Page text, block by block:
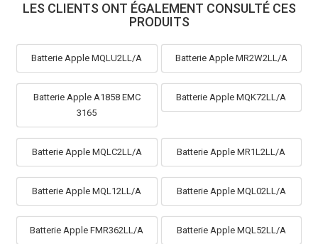
LES CLIENTS ONT ÉGALEMENT CONSULTÉ CES
PRODUITS
Batterie Apple MQLU2LL/A Batterie Apple MR2W2LL/A
Batterie Apple A1858 EMC
3165
Batterie Apple MQK72LL/A
Batterie Apple MQLC2LL/A Batterie Apple MR1L2LL/A
Batterie Apple MQL12LL/A Batterie Apple MQL02LL/A
Batterie Apple FMR362LL/A Batterie Apple MQL52LL/A